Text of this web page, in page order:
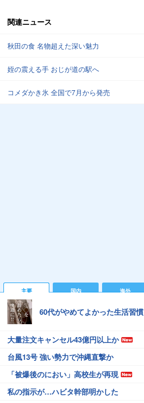
関連ニュース
秋田の食 名物超えた深い魅力
姪の震える手 おじが道の駅へ
コメダかき氷 全国で7月から発売
主要 国内 海外
60代がやめてよかった生活習慣
大量注文キャンセル43億円以上か
台風13号 強い勢力で沖縄直撃か
「被爆後のにおい」高校生が再現
私の指示が…ハビタ幹部明かした